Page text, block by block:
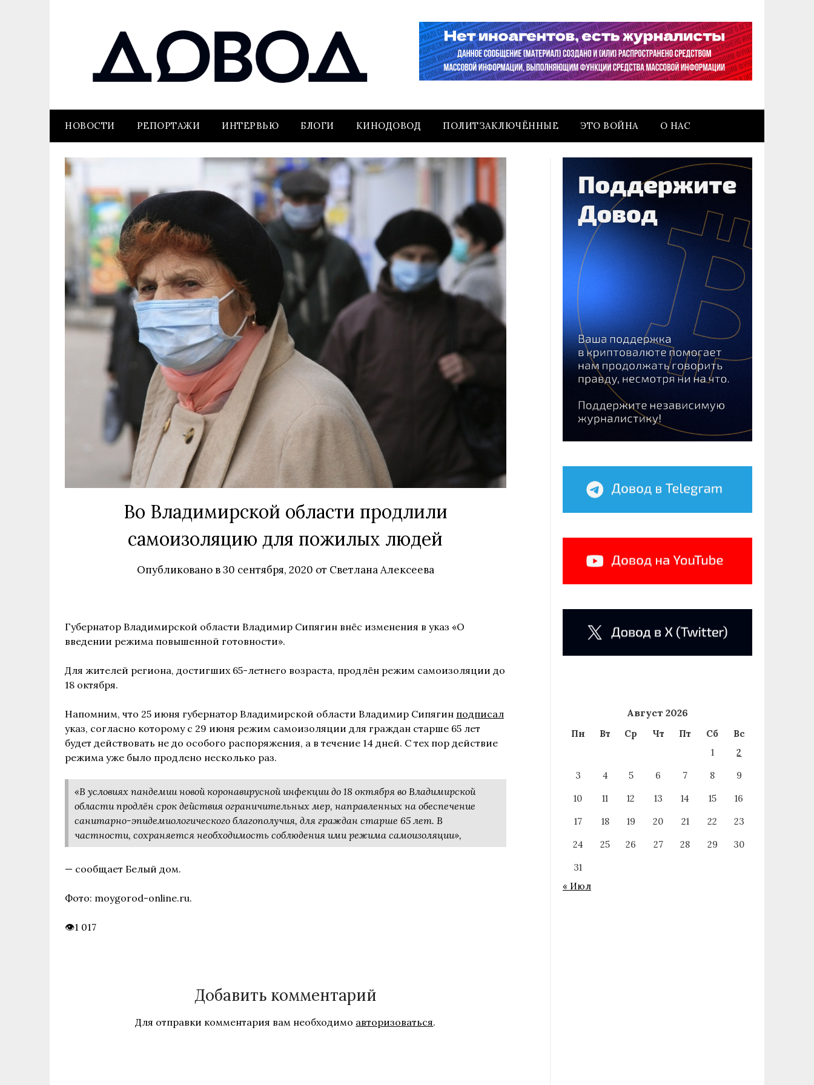
НОВОСТИ РЕПОРТАЖИ ИНТЕРВЬЮ БЛОГИ КИНОДОВОД ПОЛИТЗАКЛЮЧЁННЫЕ ЭТО ВОЙНА О НАС
Во Владимирской области продлили
самоизоляцию для пожилых людей
Опубликовано в30 сентября, 2020 от Светлана Алексеева
Губернатор Владимирской области Владимир Сипягин внёс изменения в указ «О
введении режима повышенной готовности».
Для жителей региона, достигших 65-летнего возраста, продлён режим самоизоляции до
18 октября.
Напомним, что 25 июня губернатор Владимирской области Владимир Сипягин подписал
указ, согласно которому с 29 июня режим самоизоляции для граждан старше 65 лет
будет действовать не до особого распоряжения, а в течение 14 дней. С тех пор действие
режима уже было продлено несколько раз.
«В условиях пандемии новой коронавирусной инфекции до 18 октября во Владимирской
области продлён срок действия ограничительных мер, направленных на обеспечение
санитарно-эпидемиологического благополучия, для граждан старше 65 лет. В
частности, сохраняется необходимость соблюдения ими режима самоизоляции»,
— сообщает Белый дом.
Фото: moygorod-online.ru.
1 017
Добавить комментарий
Для отправки комментария вам необходимо авторизоваться.
Август 2026
Пн Вт Ср Чт Пт Сб
Вс
1
2
3
4 5 6 7 8
9
10
11 12 13 14 15
16
17
18 19 20 21 22
23
24
25 26 27 28 29
30
31
« Июл